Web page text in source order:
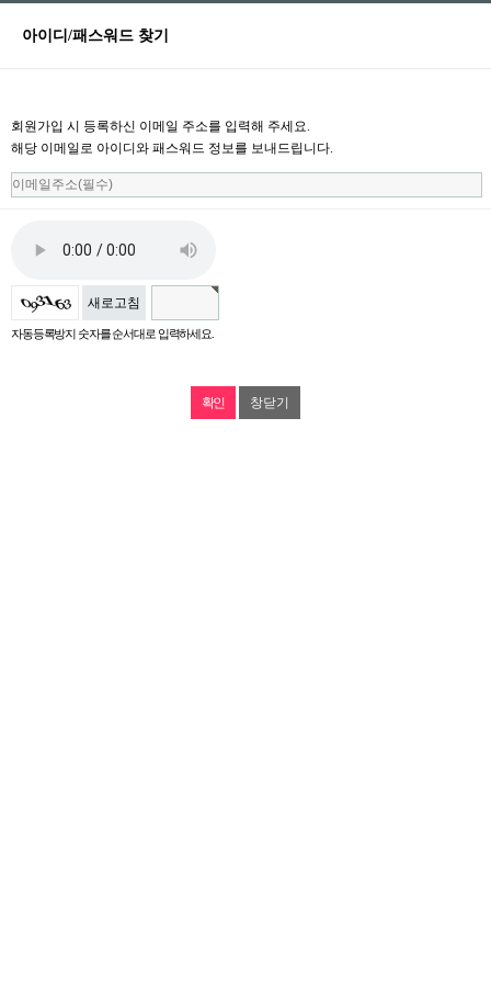
아이디/패스워드 찾기
회원가입 시 등록하신 이메일 주소를 입력해 주세요.
해당 이메일로 아이디와 패스워드 정보를 보내드립니다.
새로고침
자동등록방지 숫자를 순서대로 입력하세요.
창닫기